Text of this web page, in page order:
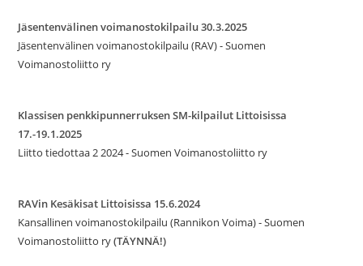
Jäsentenvälinen voimanostokilpailu 30.3.2025
Jäsentenvälinen voimanostokilpailu (RAV) - Suomen
Voimanostoliitto ry
Klassisen penkkipunnerruksen SM-kilpailut Littoisissa
17.-19.1.2025
Liitto tiedottaa 2 2024 - Suomen Voimanostoliitto ry
RAVin Kesäkisat Littoisissa 15.6.2024
Kansallinen voimanostokilpailu (Rannikon Voima) - Suomen
Voimanostoliitto ry(TÄYNNÄ!)